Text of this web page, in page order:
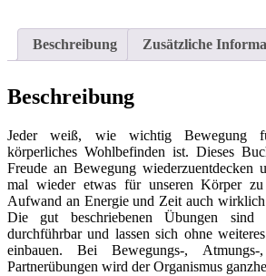
einfache
Übungen
Beschreibung Zusätzliche
Beschreibung
Jeder weiß, wie wichtig Bewegung
körperliches Wohlbefinden ist. Dieses
Freude an Bewegung wiederzuentdecken
mal wieder etwas für unseren Körper
Aufwand an Energie und Zeit auch
Die gut beschriebenen Übungen sind
durchführbar und lassen sich ohne
einbauen. Bei Bewegungs-, Atmungs-
Partnerübungen wird der Organismus